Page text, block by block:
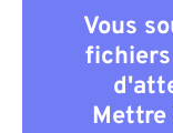
Vous
Mettre